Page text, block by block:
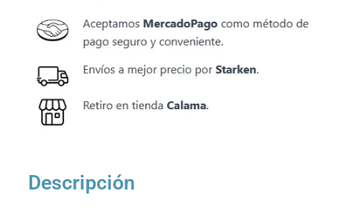
Descripción